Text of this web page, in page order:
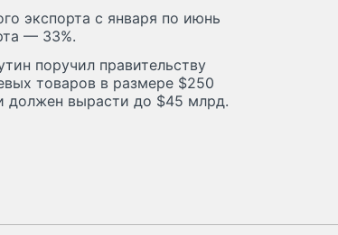
экспорта с января по июнь
— 33%.
поручил правительству
товаров в размере $250
должен вырасти до $45 млрд.